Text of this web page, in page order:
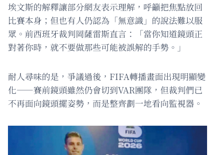
埃文斯的解釋讓部分網友表示理解，呼籲把焦點放回
比賽本身；但也有人仍認為「無意識」的說法難以服
眾。前西班牙裁判岡薩雷斯直言：「當你知道鏡頭正
對著你時，就不要做那些可能被誤解的手勢。」
耐人尋味的是，爭議過後，FIFA轉播畫面出現明顯變
化——賽前鏡頭雖然仍會切到VAR團隊，但裁判們已
不再面向鏡頭擺姿勢，而是整齊劃一地看向監視器。